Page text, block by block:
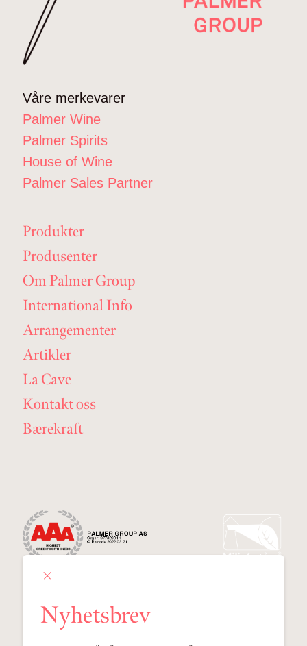
Våre merkevarer
Palmer Wine
Palmer Spirits
House of Wine
Palmer Sales Partner
Produkter
Produsenter
Om Palmer Group
International Info
Arrangementer
Artikler
La Cave
Kontakt oss
Bærekraft
Nyhetsbrev